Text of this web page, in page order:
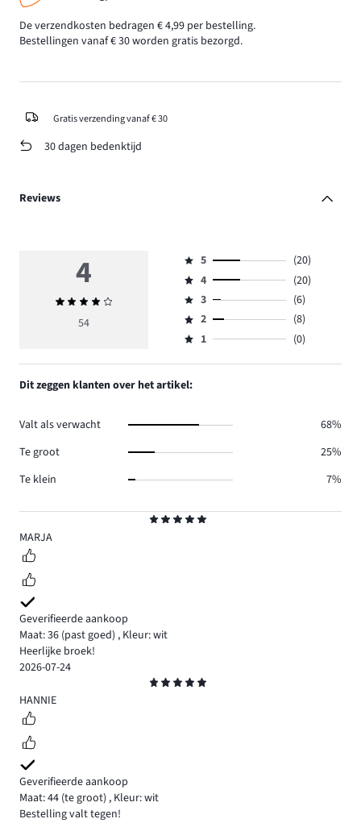
De verzendkosten bedragen € 4,99 per bestelling.
Bestellingen vanaf € 30 worden gratis bezorgd.
Gratis verzending vanaf € 30
30 dagen bedenktijd
Reviews
5
MARJA
Geverifieerde aankoop
Maat: 36 (past goed) , Kleur: wit
Heerlijke broek!
2026-07-24
5
HANNIE
Geverifieerde aankoop
Maat: 44 (te groot) , Kleur: wit
Bestelling valt tegen!
4
Gemiddelde
beoordeling
54
Beoordeling
5,
aantal
reviews
20.
5
(20)
Beoordeling
4,
aantal
reviews
4
(20)
Beoordeling
3,
aantal
3
(6)
Beoordeling
2,
8.
2
(8)
Beoordeling
1,
aantal
reviews
1 (0)
Dit zeggen klanten over het artikel:
Valt als verwacht
68%
Te groot
25%
Te klein
7%